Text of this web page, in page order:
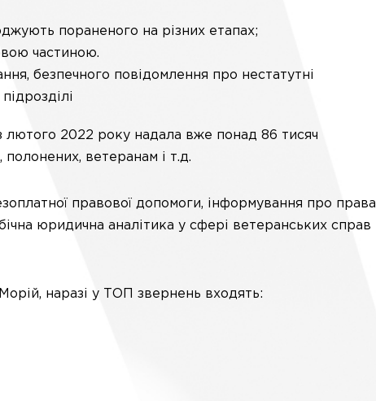
пораненого на різних етапах;
частиною.
безпечного повідомлення про нестатутні
лютого 2022 року надала вже понад 86 тисяч
полонених, ветеранам і т.д.
правової допомоги, інформування про права
юридична аналітика у сфері ветеранських справ
наразі у ТОП звернень входять: